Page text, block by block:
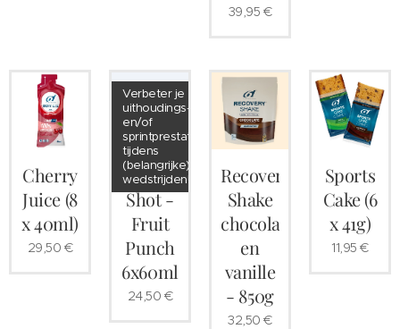
39,95 €
Cherry
Juice (8
x 40ml)
29,50 €
Nitrate
Shot -
Fruit
Punch
6x60ml
Verbeter je
uithoudings-
en/of
sprintprestaties
tijdens
(belangrijke)
wedstrijden!
24,50 €
Recovery
Shake
chocolade
en
vanille
- 850g
32,50 €
Sports
Cake (6
x 41g)
11,95 €